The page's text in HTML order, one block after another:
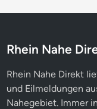
Rhein Nahe
Rhein Nahe Direkt
und Eilmeldungen
Nahegebiet. Immer